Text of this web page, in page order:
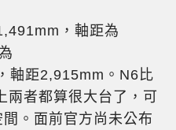
，軸距為
軸距2,915mm。N6比
者都算很大台了，可
。面前官方尚未公布